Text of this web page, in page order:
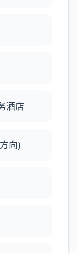
酒店
向)